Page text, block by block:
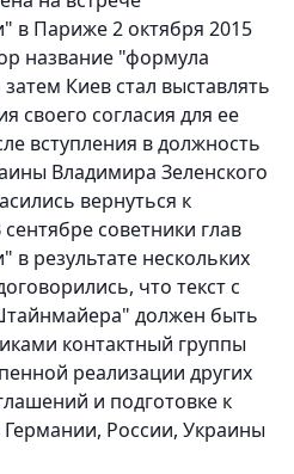
в Париже 2 октября 2015
название "формула
Киев стал выставлять
своего согласия для ее
вступления в должность
Владимира Зеленского
вернуться к
советники глав
в результате нескольких
что текст с
должен быть
контактный группы
реализации других
и подготовке к
России, Украины